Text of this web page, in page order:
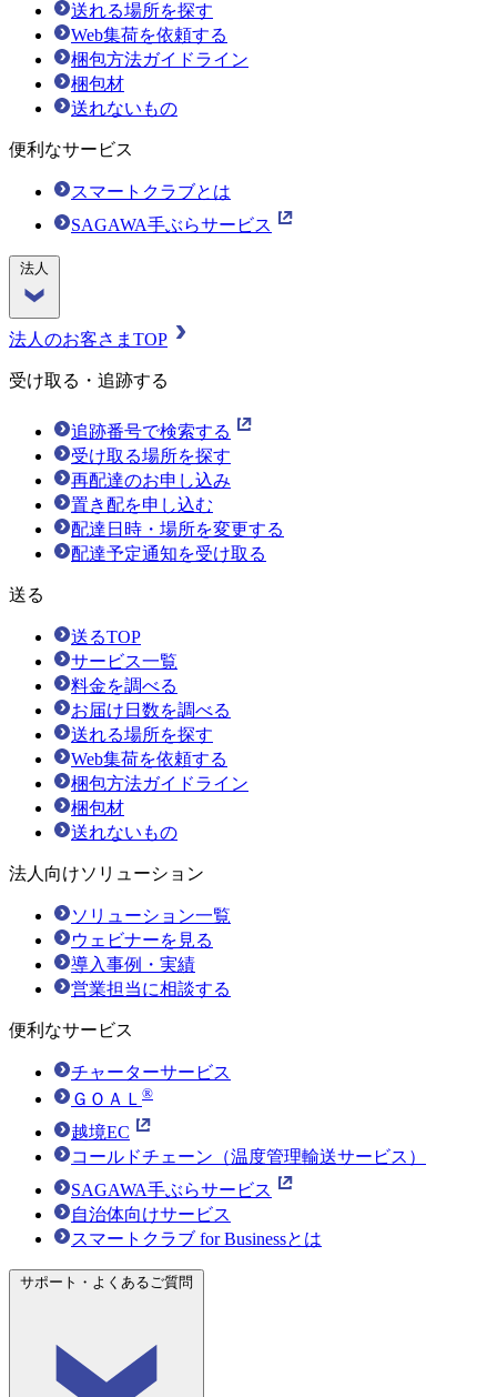
送れる場所を探す
Web集荷を依頼する
梱包方法ガイドライン
梱包材
送れないもの
便利なサービス
スマートクラブとは
SAGAWA手ぶらサービス
法人
法人のお客さまTOP
受け取る・追跡する
追跡番号で検索する
受け取る場所を探す
再配達のお申し込み
置き配を申し込む
配達日時・場所を変更する
配達予定通知を受け取る
送る
送るTOP
サービス一覧
料金を調べる
お届け日数を調べる
送れる場所を探す
Web集荷を依頼する
梱包方法ガイドライン
梱包材
送れないもの
法人向けソリューション
ソリューション一覧
ウェビナーを見る
導入事例・実績
営業担当に相談する
便利なサービス
チャーターサービス
ＧＯＡＬ ®
越境EC
コールドチェーン（温度管理輸送サービス）
SAGAWA手ぶらサービス
自治体向けサービス
スマートクラブ for Businessとは
サポート・よくあるご質問